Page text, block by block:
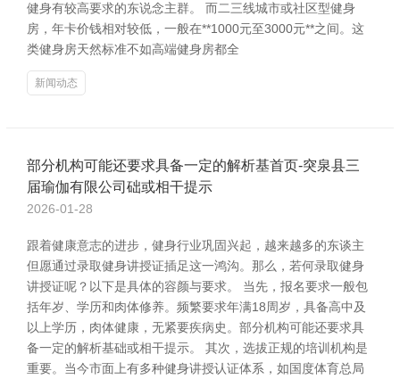
健身有较高要求的东说念主群。 而二三线城市或社区型健身
房，年卡价钱相对较低，一般在**1000元至3000元**之间。这
类健身房天然标准不如高端健身房都全
新闻动态
部分机构可能还要求具备一定的解析基首页-突泉县三
届瑜伽有限公司础或相干提示
2026-01-28
跟着健康意志的进步，健身行业巩固兴起，越来越多的东谈主
但愿通过录取健身讲授证插足这一鸿沟。那么，若何录取健身
讲授证呢？以下是具体的容颜与要求。 当先，报名要求一般包
括年岁、学历和肉体修养。频繁要求年满18周岁，具备高中及
以上学历，肉体健康，无紧要疾病史。部分机构可能还要求具
备一定的解析基础或相干提示。 其次，选拔正规的培训机构是
重要。当今市面上有多种健身讲授认证体系，如国度体育总局